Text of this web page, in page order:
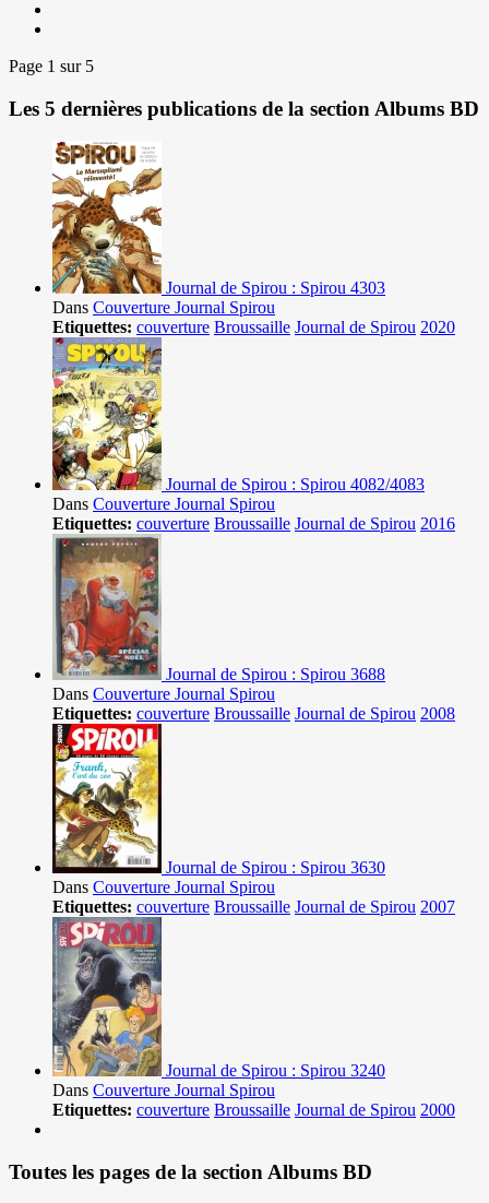
Page 1 sur 5
Les 5 dernières publications de la section Albums BD
Journal de Spirou : Spirou 4303
Dans Couverture Journal Spirou
Etiquettes: couverture Broussaille Journal de Spirou 2020
Journal de Spirou : Spirou 4082/4083
Dans Couverture Journal Spirou
Etiquettes: couverture Broussaille Journal de Spirou 2016
Journal de Spirou : Spirou 3688
Dans Couverture Journal Spirou
Etiquettes: couverture Broussaille Journal de Spirou 2008
Journal de Spirou : Spirou 3630
Dans Couverture Journal Spirou
Etiquettes: couverture Broussaille Journal de Spirou 2007
Journal de Spirou : Spirou 3240
Dans Couverture Journal Spirou
Etiquettes: couverture Broussaille Journal de Spirou 2000
Toutes les pages de la section Albums BD